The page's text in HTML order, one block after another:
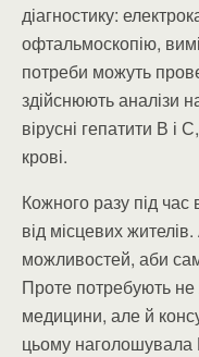
діагностику:
офтальмоскопію,
потреби можуть
здійснюють аналізи
вірусні гепатити В і
крові.
Кожного разу під
від місцевих
можливостей, аби
Проте потребують
медицини, але й
цьому наголошувала